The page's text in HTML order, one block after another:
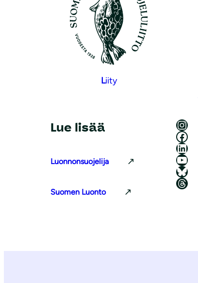
Liity
Lue lisää
Luonnonsuojelija
Suomen Luonto
Luonnonsuojeluliitto Instagramissa
Luonnonsuojeluliitto Facebookissa
Luonnonsuojeluliitto LinkedInissä
Luonnonsuojeluliiton YouTube-kanava
Luonnonsuojeluliitto Blueskyssa
Luonnonsuojeluliitto Threadsissa